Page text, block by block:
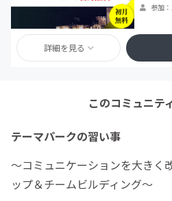
参加
詳細を見る
このコミュニテ
テーマパークの習い事
〜コミュニケーションを大きく
ップ＆チームビルディング〜